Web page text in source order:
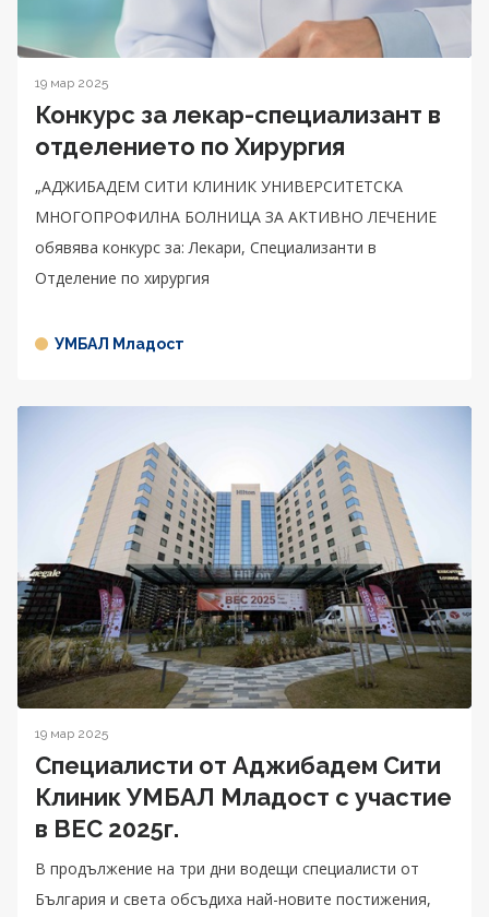
19 мар 2025
Конкурс за лекар-специализант в
отделението по Хирургия
„АДЖИБАДЕМ СИТИ КЛИНИК УНИВЕРСИТЕТСКА
МНОГОПРОФИЛНА БОЛНИЦА ЗА АКТИВНО ЛЕЧЕНИЕ
обявява конкурс за: Лекари, Специализанти в
Отделение по хирургия
УМБАЛ Младост
19 мар 2025
Специалисти от Аджибадем Сити
Клиник УМБАЛ Младост с участие
в BEC 2025г.
В продължение на три дни водещи специалисти от
България и света обсъдиха най-новите постижения,